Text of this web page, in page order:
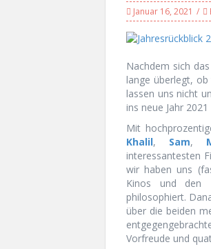
Januar 16, 2021
Nachdem sich
lange überlegt,
lassen uns nicht
ins neue Jahr 2021
Mit
Khalil, Sam,
interessantesten
wir haben uns
Kinos und den
philosophiert.
über die beiden
Vorfreude und